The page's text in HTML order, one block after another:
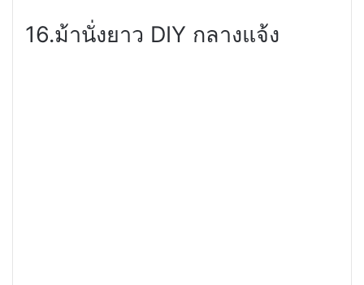
16.ม้านั่งยาว DIY กลางแจ้ง